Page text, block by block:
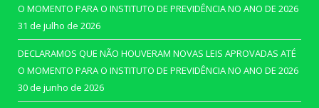
O MOMENTO PARA O INSTITUTO DE PREVIDÊNCIA NO ANO DE 2026
31 de julho de 2026
DECLARAMOS QUE NÃO HOUVERAM NOVAS LEIS APROVADAS ATÉ
O MOMENTO PARA O INSTITUTO DE PREVIDÊNCIA NO ANO DE 2026
30 de junho de 2026